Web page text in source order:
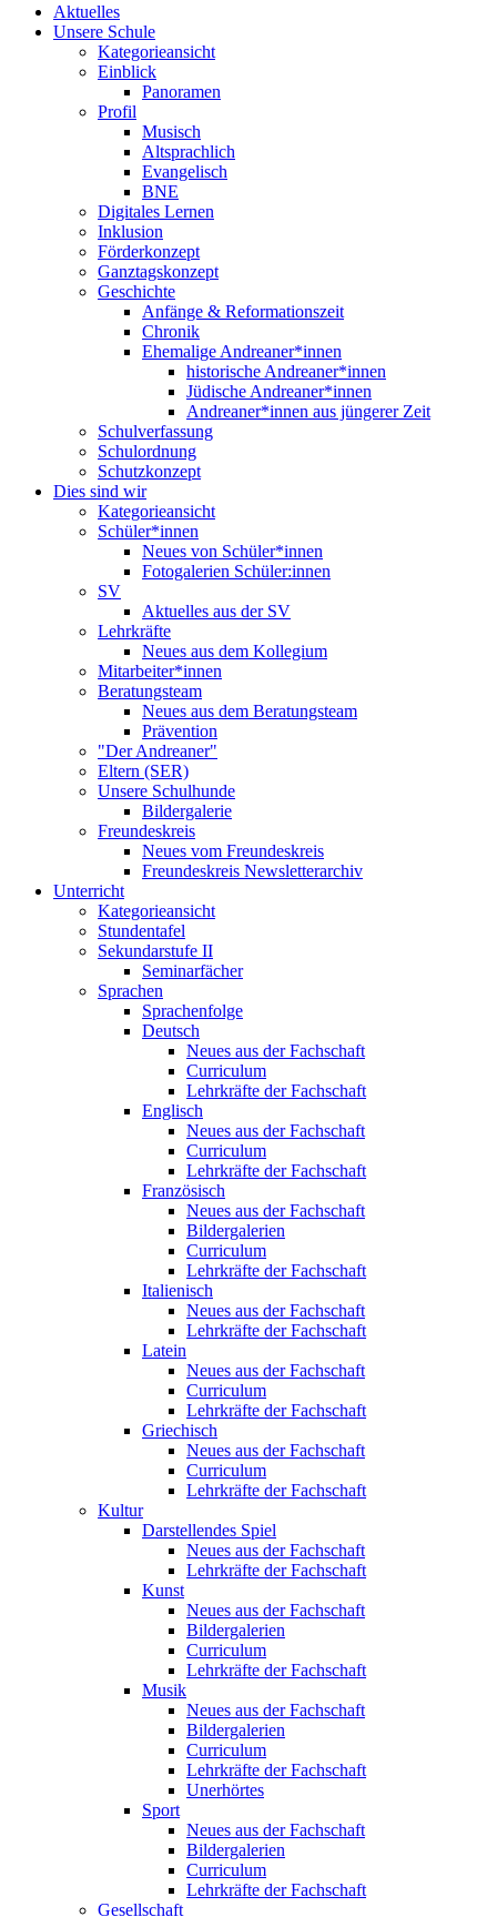
Aktuelles
Unsere Schule
Kategorieansicht
Einblick
Panoramen
Profil
Musisch
Altsprachlich
Evangelisch
BNE
Digitales Lernen
Inklusion
Förderkonzept
Ganztagskonzept
Geschichte
Anfänge & Reformationszeit
Chronik
Ehemalige Andreaner*innen
historische Andreaner*innen
Jüdische Andreaner*innen
Andreaner*innen aus jüngerer Zeit
Schulverfassung
Schulordnung
Schutzkonzept
Dies sind wir
Kategorieansicht
Schüler*innen
Neues von Schüler*innen
Fotogalerien Schüler:innen
SV
Aktuelles aus der SV
Lehrkräfte
Neues aus dem Kollegium
Mitarbeiter*innen
Beratungsteam
Neues aus dem Beratungsteam
Prävention
"Der Andreaner"
Eltern (SER)
Unsere Schulhunde
Bildergalerie
Freundeskreis
Neues vom Freundeskreis
Freundeskreis Newsletterarchiv
Unterricht
Kategorieansicht
Stundentafel
Sekundarstufe II
Seminarfächer
Sprachen
Sprachenfolge
Deutsch
Neues aus der Fachschaft
Curriculum
Lehrkräfte der Fachschaft
Englisch
Neues aus der Fachschaft
Curriculum
Lehrkräfte der Fachschaft
Französisch
Neues aus der Fachschaft
Bildergalerien
Curriculum
Lehrkräfte der Fachschaft
Italienisch
Neues aus der Fachschaft
Lehrkräfte der Fachschaft
Latein
Neues aus der Fachschaft
Curriculum
Lehrkräfte der Fachschaft
Griechisch
Neues aus der Fachschaft
Curriculum
Lehrkräfte der Fachschaft
Kultur
Darstellendes Spiel
Neues aus der Fachschaft
Lehrkräfte der Fachschaft
Kunst
Neues aus der Fachschaft
Bildergalerien
Curriculum
Lehrkräfte der Fachschaft
Musik
Neues aus der Fachschaft
Bildergalerien
Curriculum
Lehrkräfte der Fachschaft
Unerhörtes
Sport
Neues aus der Fachschaft
Bildergalerien
Curriculum
Lehrkräfte der Fachschaft
Gesellschaft